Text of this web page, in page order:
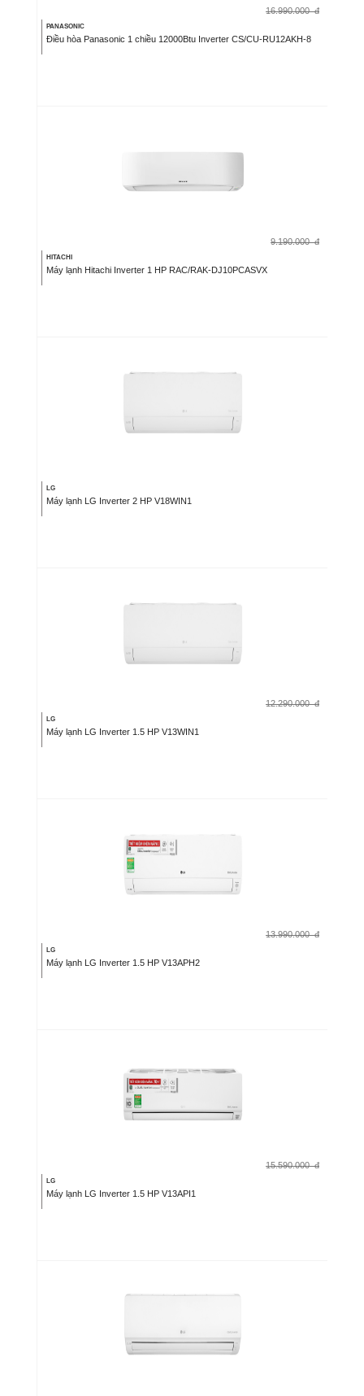
16.990.000 đ
PANASONIC
Điều hòa Panasonic 1 chiều 12000Btu Inverter CS/CU-RU12AKH-8
9.190.000 đ
HITACHI
Máy lạnh Hitachi Inverter 1 HP RAC/RAK-DJ10PCASVX
LG
Máy lạnh LG Inverter 2 HP V18WIN1
12.290.000 đ
LG
Máy lạnh LG Inverter 1.5 HP V13WIN1
13.990.000 đ
LG
Máy lạnh LG Inverter 1.5 HP V13APH2
15.590.000 đ
LG
Máy lạnh LG Inverter 1.5 HP V13API1